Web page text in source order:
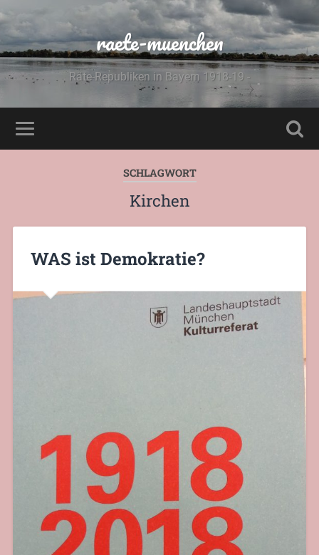
raete-muenchen
Räte-Republiken in Bayern 1918-19 -
SCHLAGWORT
Kirchen
WAS ist Demokratie?